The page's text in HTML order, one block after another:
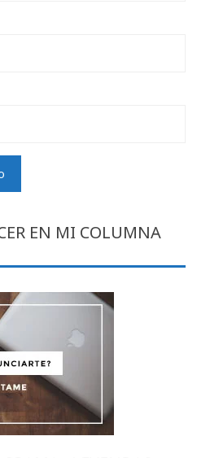
EN MI COLUMNA